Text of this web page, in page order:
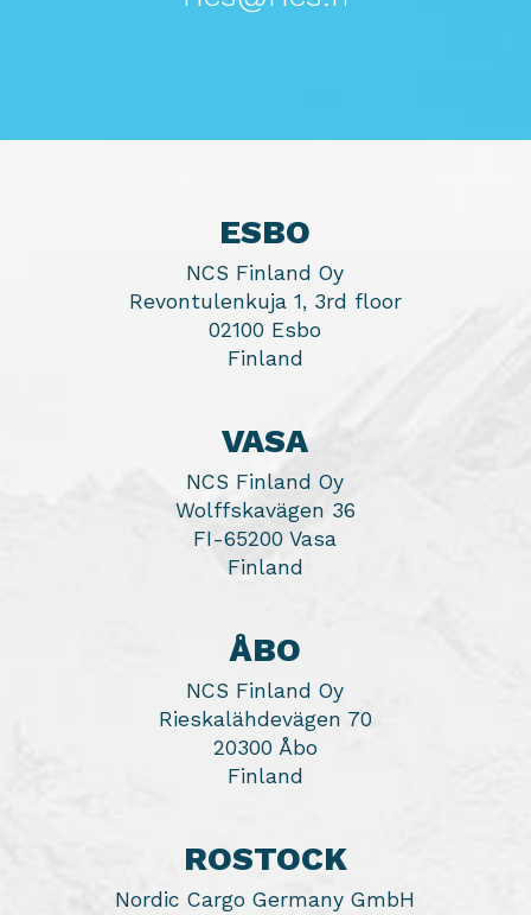
ESBO
NCS Finland Oy
Revontulenkuja 1, 3rd floor
02100 Esbo
Finland
VASA
NCS Finland Oy
Wolffskavägen 36
FI-65200 Vasa
Finland
ÅBO
NCS Finland Oy
Rieskalähdevägen 70
20300 Åbo
Finland
ROSTOCK
Nordic Cargo Germany GmbH